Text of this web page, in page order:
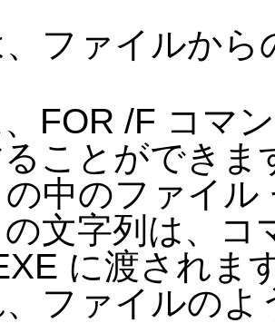
ファイルか
FOR /F コマ
ことができま
中のファイル
文字列は、コ
に渡されま
、ファイルの